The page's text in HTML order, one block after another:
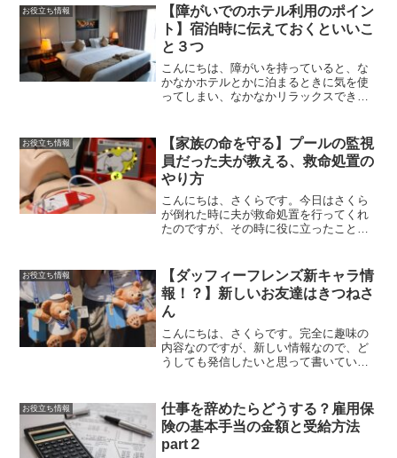
と思います。さくら日々の健康は現状を
しっかりわかってからじゃReadMore...
お役立ち情報
【障がいでのホテル利用のポイン
ト】宿泊時に伝えておくといいこ
と３つ
こんにちは、障がいを持っていると、な
かなかホテルとかに泊まるときに気を使
ってしまい、なかなかリラックスできな
ともどのように対応していいのかわから
ない空気が流れてしまうこReadMore...
お役立ち情報
【家族の命を守る】プールの監視
員だった夫が教える、救命処置の
やり方
こんにちは、さくらです。今日はさくら
が倒れた時に夫が救命処置を行ってくれ
たのですが、その時に役に立ったことを
す。夫学生の時にやっていたバイトが役
に立ったのはよかったよ夫ReadMore...
お役立ち情報
【ダッフィーフレンズ新キャラ情
報！？】新しいお友達はきつねさ
ん
こんにちは、さくらです。完全に趣味の
内容なのですが、新しい情報なので、ど
うしても発信したいと思って書いていま
思います。さくらディズニーの新しいキ
ャラクターは毎回チェックReadMore...
お役立ち情報
仕事を辞めたらどうする？雇用保
険の基本手当の金額と受給方法
part２